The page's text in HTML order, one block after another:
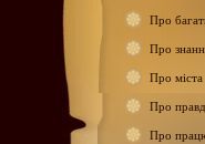
Про
Про
Про міста
Про
Про